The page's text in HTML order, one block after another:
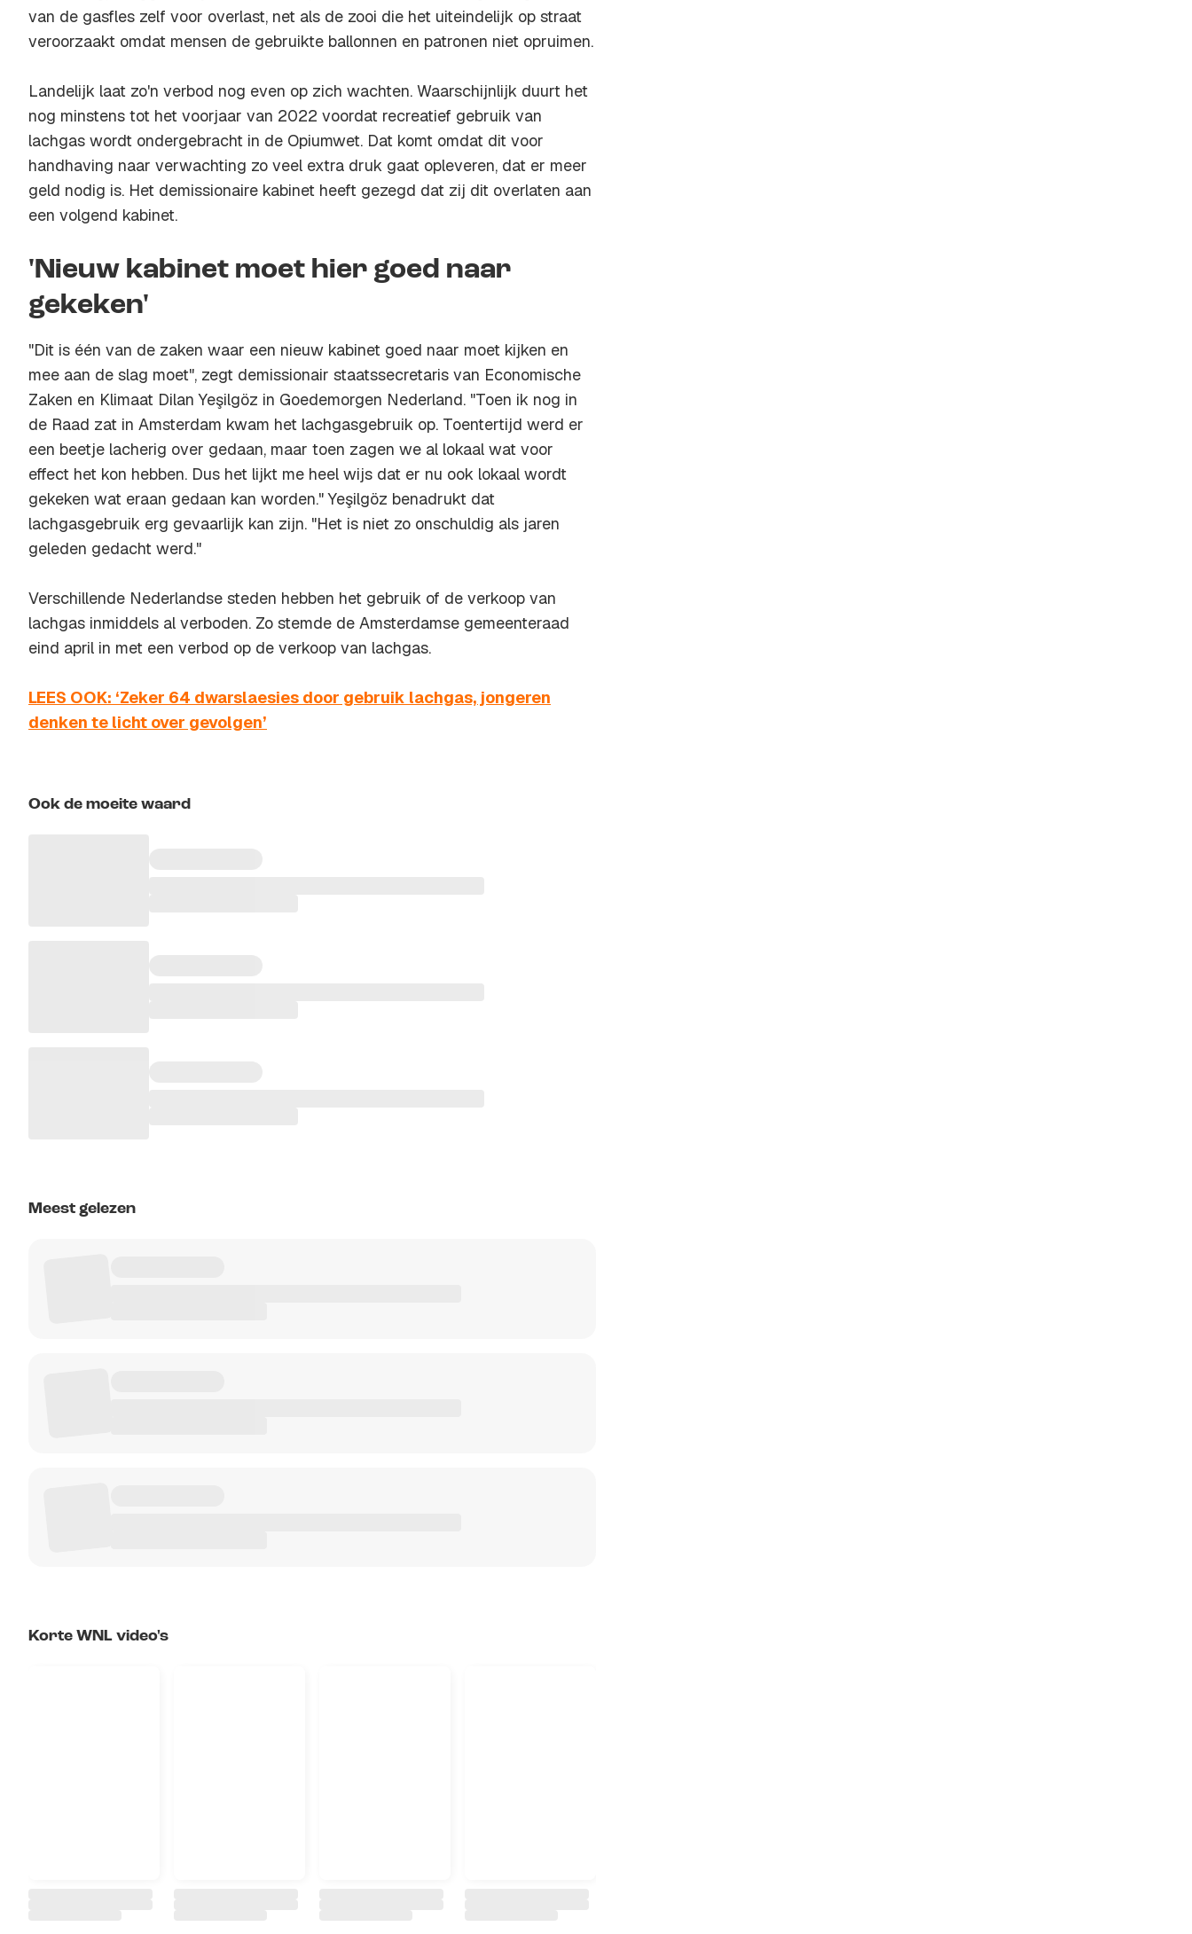
van de gasfles zelf voor overlast, net als de zooi die het uiteindelijk op straat
veroorzaakt omdat mensen de gebruikte ballonnen en patronen niet opruimen.
Landelijk laat zo'n verbod nog even op zich wachten. Waarschijnlijk duurt het
nog minstens tot het voorjaar van 2022 voordat recreatief gebruik van
lachgas wordt ondergebracht in de Opiumwet. Dat komt omdat dit voor
handhaving naar verwachting zo veel extra druk gaat opleveren, dat er meer
geld nodig is. Het demissionaire kabinet heeft gezegd dat zij dit overlaten aan
een volgend kabinet.
'Nieuw kabinet moet hier goed naar
gekeken'
"Dit is één van de zaken waar een nieuw kabinet goed naar moet kijken en
mee aan de slag moet", zegt demissionair staatssecretaris van Economische
Zaken en Klimaat Dilan Yeşilgöz in Goedemorgen Nederland. "Toen ik nog in
de Raad zat in Amsterdam kwam het lachgasgebruik op. Toentertijd werd er
een beetje lacherig over gedaan, maar toen zagen we al lokaal wat voor
effect het kon hebben. Dus het lijkt me heel wijs dat er nu ook lokaal wordt
gekeken wat eraan gedaan kan worden." Yeşilgöz benadrukt dat
lachgasgebruik erg gevaarlijk kan zijn. "Het is niet zo onschuldig als jaren
geleden gedacht werd."
Verschillende Nederlandse steden hebben het gebruik of de verkoop van
lachgas inmiddels al verboden. Zo stemde de Amsterdamse gemeenteraad
eind april in met een verbod op de verkoop van lachgas.
LEES OOK: ‘Zeker 64 dwarslaesies door gebruik lachgas, jongeren
denken te licht over gevolgen’
Ook de moeite waard
Meest gelezen
Korte WNL video's